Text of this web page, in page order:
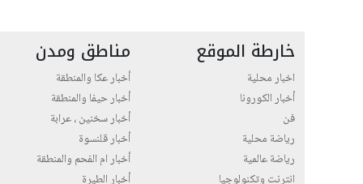
خارطة الموقع
اخبار محلية
أخبار الكورونا
فن
رياضة محلية
رياضة عالمية
انترنت وتكنولوجيا
مناطق ومدن
أخبار عكا والمنطقة
أخبار حيفا والمنطقة
أخبار سخنين ، عرابة
أخبار قلنسوة
أخبار ام الفحم والمنطقة
أخبار الطيرة